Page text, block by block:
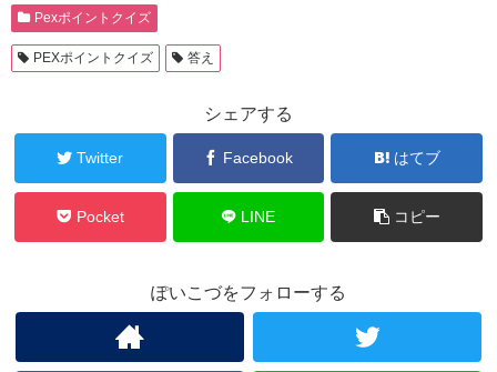
Pexポイントクイズ
PEXポイントクイズ 答え
シェアする
Twitter Facebook はてブ
Pocket LINE コピー
ぽいこづをフォローする